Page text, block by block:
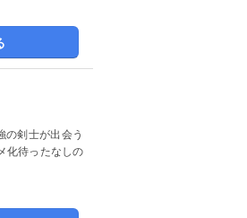
剣士が出会う
化待ったなしの